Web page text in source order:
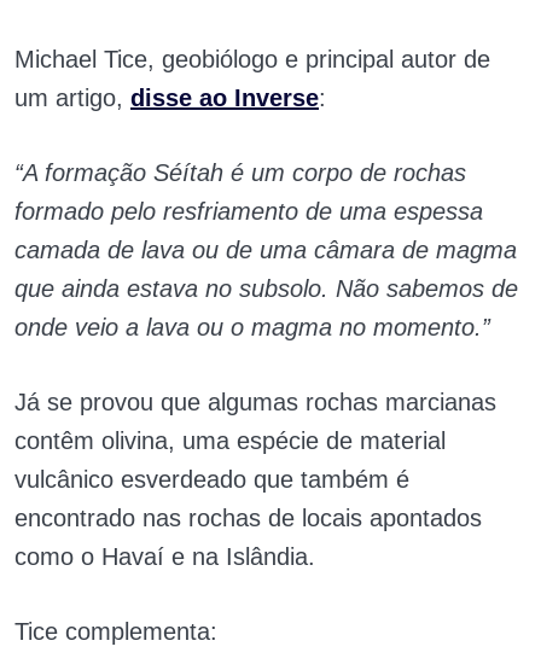
Michael Tice, geobiólogo e principal autor de
um artigo, disse ao Inverse:
“A formação Séítah é um corpo de rochas
formado pelo resfriamento de uma espessa
camada de lava ou de uma câmara de magma
que ainda estava no subsolo. Não sabemos de
onde veio a lava ou o magma no momento.”
Já se provou que algumas rochas marcianas
contêm olivina, uma espécie de material
vulcânico esverdeado que também é
encontrado nas rochas de locais apontados
como o Havaí e na Islândia.
Tice complementa: